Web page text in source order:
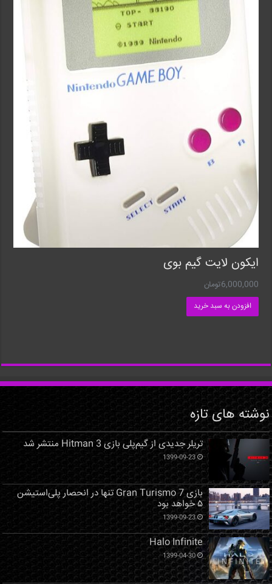
ایکون لایت گیم بوی
6,000,000تومان
افزودن به سبد خرید
نوشته های تازه
تریلر جدیدی از گیم‌پلی بازی Hitman 3 منتشر شد
1399-09-23
بازی Gran Turismo 7 تنها در انحصار پلی‌استیشن
۵ خواهد بود
1399-09-23
Halo Infinite
1399-04-30